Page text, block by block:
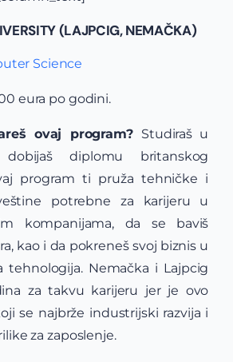
(LAJPCIG, NEMAČKA)
Science
eura po godini.
ovaj program? Studiraš u
diplomu britanskog
program ti pruža tehničke i
potrebne za karijeru u
kompanijama, da se baviš
kao i da pokreneš svoj biznis u
tehnologija. Nemačka i Lajpcig
za takvu karijeru jer je ovo
se najbrže industrijski razvija i
za zaposlenje.